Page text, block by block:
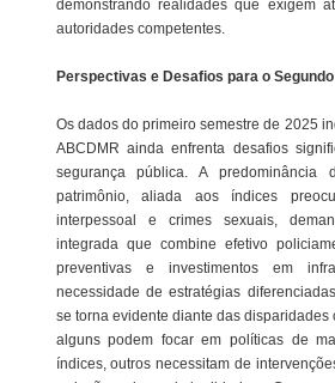
demonstrando realidades que exigem
autoridades competentes.
Perspectivas e Desafios para o
Os dados do primeiro semestre de 2025
ABCDMR ainda enfrenta desafios
segurança pública. A predominância
patrimônio, aliada aos índices
interpessoal e crimes sexuais,
integrada que combine efetivo
preventivas e investimentos em
necessidade de estratégias
se torna evidente diante das disparidades
alguns podem focar em políticas de
índices, outros necessitam de